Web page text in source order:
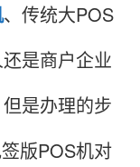
、传统大POS
是商户企业
是办理的步
版POS机对